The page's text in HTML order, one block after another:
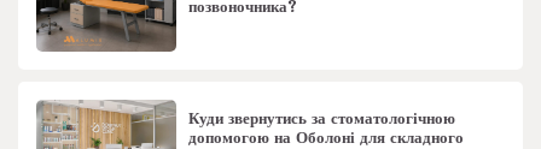
позвоночника?
Куди звернутись за стоматологічною
допомогою на Оболоні для складного